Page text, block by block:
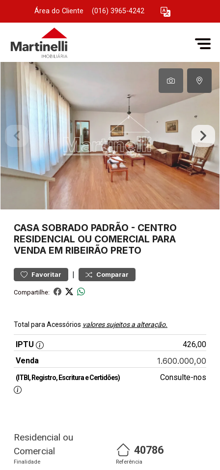
Área do Cliente (016) 3965-4242
CASA SOBRADO PADRÃO - CENTRO
RESIDENCIAL OU COMERCIAL PARA
VENDA EM RIBEIRÃO PRETO
Favoritar | Comparar
Compartilhe:
Total para Acessórios valores sujeitos a alteração.
IPTU
426,00
Venda
1.600.000,00
(ITBI, Registro, Escritura e Certidões) Consulte-nos
Residencial ou
Comercial
Finalidade
40786
Referência